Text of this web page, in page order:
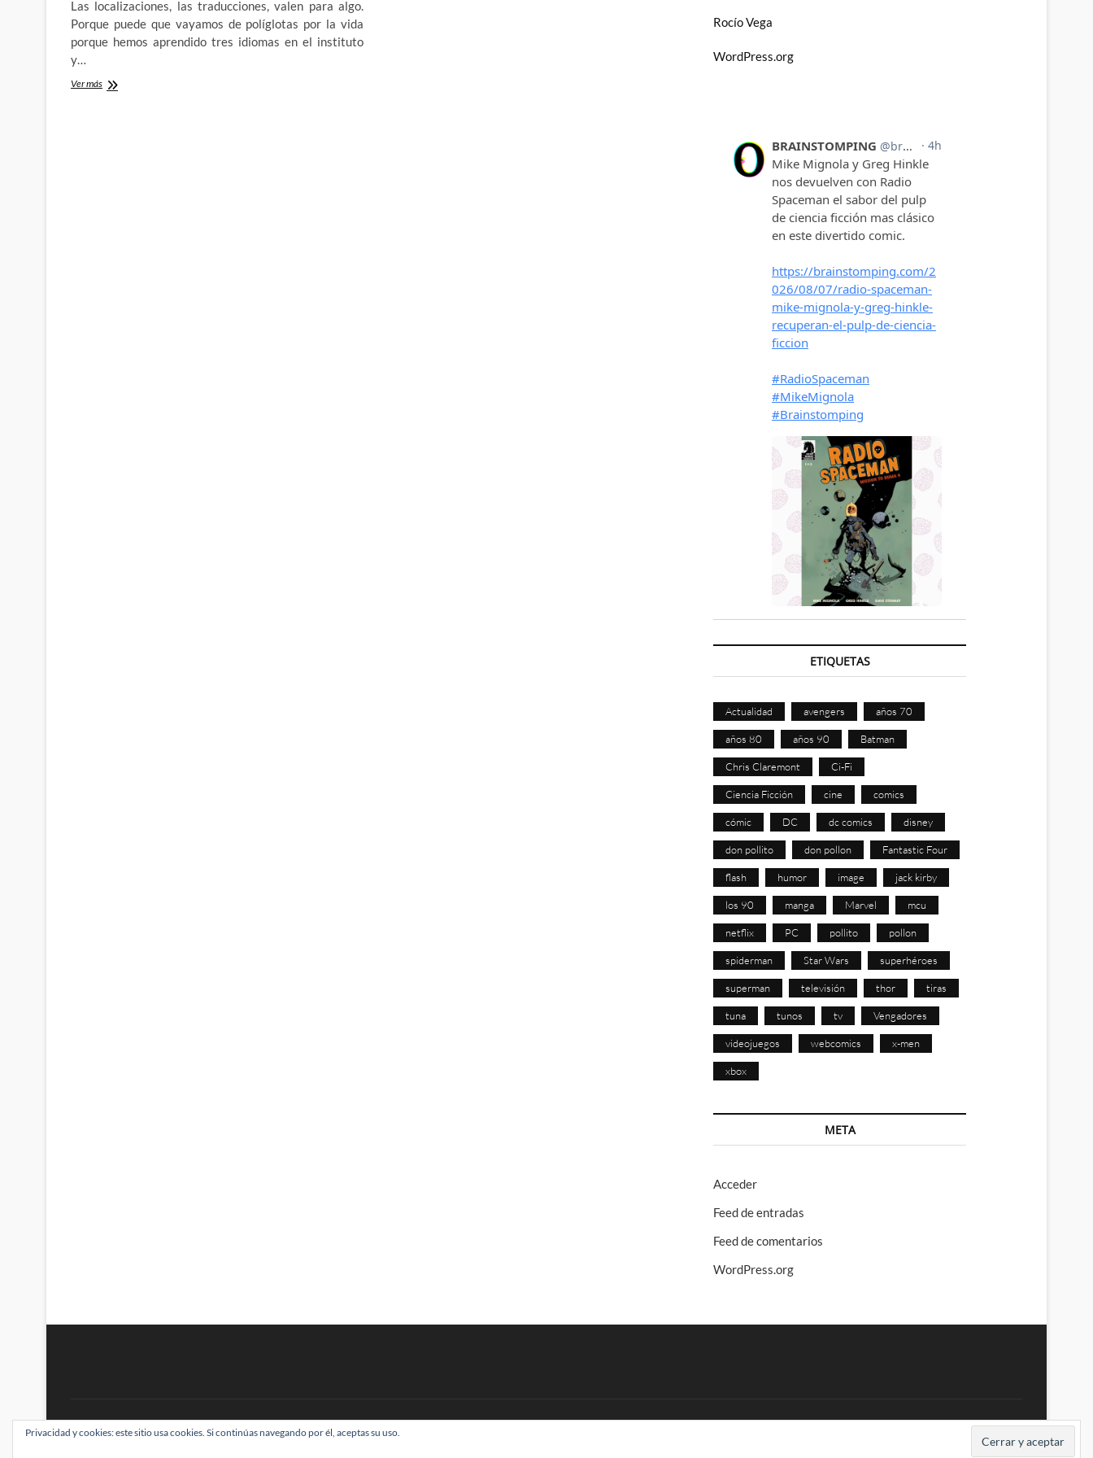
Las localizaciones, las traducciones, valen para algo.
Porque puede que vayamos de políglotas por la vida
porque hemos aprendido tres idiomas en el instituto
y…
Ver másHulka,
Rocío Vega
WordPress.org
ETIQUETAS
Actualidad avengers años 70
años 80 años 90 Batman
Chris Claremont Ci-Fi
Ciencia Ficción cine comics
cómic DC dc comics disney
don pollito don pollon Fantastic Four
flash humor image jack kirby
los 90 manga Marvel mcu
netflix PC pollito pollon
spiderman Star Wars superhéroes
superman televisión thor tiras
tuna tunos tv Vengadores
videojuegos webcomics x-men
xbox
META
Acceder
Feed de entradas
Feed de comentarios
WordPress.org
BRAINSTOMPING| Diseñado por:Theme Freesia|WordPress| © Todos los derechos reservados
Privacidad y cookies: este sitio usa cookies. Si continúas navegando por él, aceptas su uso.